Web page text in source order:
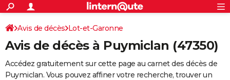
ACTUALITÉS
Politique
Société
Faits Divers
Education
Monde
Villes
+
SPORT
Coupe du monde 2026
Football
Tennis
Cyclisme
Rugby
Forum
Programme TV
TNT
Streaming
Cinéma
Sorties cinéma
Musique
+
FINANCE
Connexion
Avis de décès Lot-et-Garonne
Avis de décès à Puymiclan (47350)
Accédez gratuitement sur cette page au carnet des décès de
Puymiclan. Vous pouvez affiner votre recherche, trouver un